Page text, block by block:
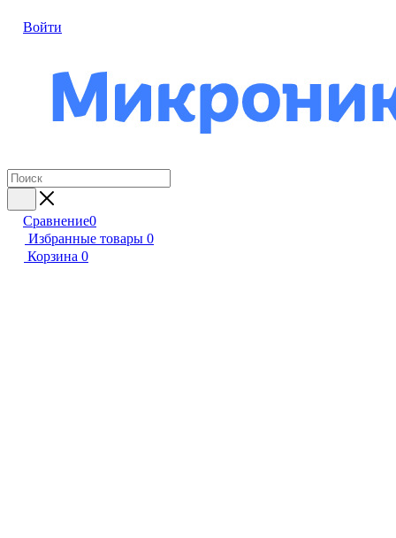
Войти
Сравнение0
Избранные товары 0
Корзина 0